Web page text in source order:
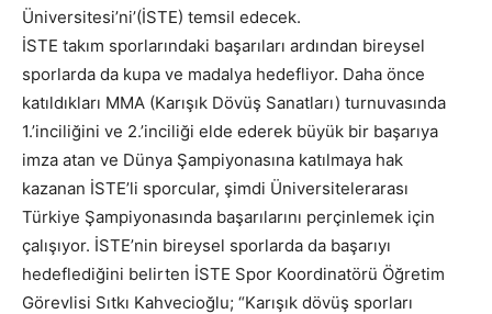
Üniversitesi’ni’(İSTE) temsil edecek.
İSTE takım sporlarındaki başarıları ardından bireysel
sporlarda da kupa ve madalya hedefliyor. Daha önce
katıldıkları MMA (Karışık Dövüş Sanatları) turnuvasında
1.’inciliğini ve 2.’inciliği elde ederek büyük bir başarıya
imza atan ve Dünya Şampiyonasına katılmaya hak
kazanan İSTE’li sporcular, şimdi Üniversitelerarası
Türkiye Şampiyonasında başarılarını perçinlemek için
çalışıyor. İSTE’nin bireysel sporlarda da başarıyı
hedeflediğini belirten İSTE Spor Koordinatörü Öğretim
Görevlisi Sıtkı Kahvecioğlu; “Karışık dövüş sporları